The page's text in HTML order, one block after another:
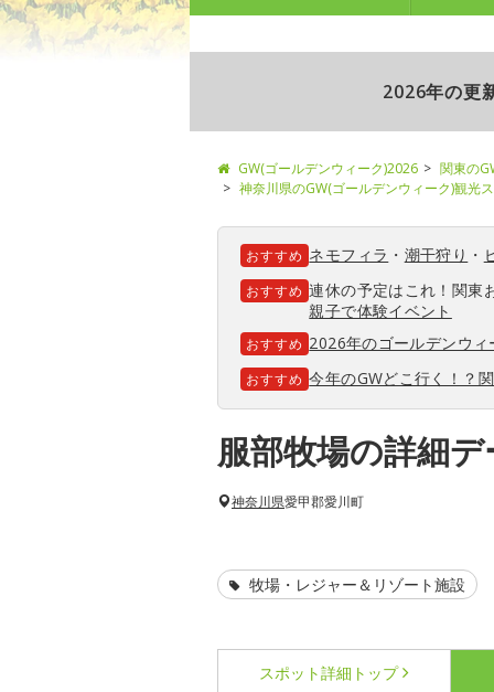
2026年の更
GW(ゴールデンウィーク)2026 関東の
神奈川県のGW(ゴールデンウィーク)観光
おすすめ ネモフィラ ・ 潮干狩り ・
おすすめ 連休の予定はこれ！関東
親子で体験イベント
おすすめ 2026年のゴールデンウ
おすすめ 今年のGWどこ行く！？
服部牧場の詳細デ
神奈川県愛甲郡愛川町
牧場・レジャー＆リゾート施設
スポット詳細 トップ